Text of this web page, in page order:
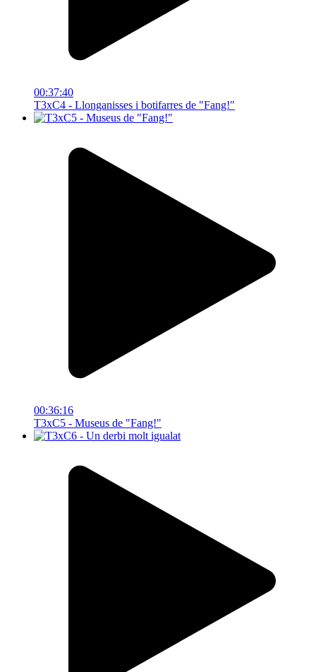
00:37:40
T3xC4 - Llonganisses i botifarres de "Fang!"
00:36:16
T3xC5 - Museus de "Fang!"